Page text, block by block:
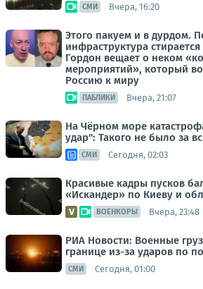
СМИ Вчера, 16:20
Этого пакуем и в дурдом.
инфраструктура
Гордон вещает о неком
мероприятий», который
Россию к миру
ПАБЛИКИ Вчера, 21:07
На Чёрном море
удар": Такого не было за
СМИ Сегодня, 02:03
Красивые кадры пусков
«Искандер» по Киеву и
ВОЕНКОРЫ Вчера, 23:48
РИА Новости: Военные
границе из-за ударов по
СМИ Сегодня, 01:00